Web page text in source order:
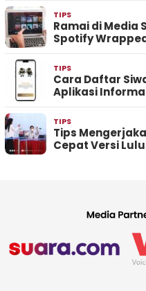
TIPS
Ramai di Media
Spotify
TIPS
Cara Daftar
Aplikasi
TIPS
Tips
Cepat Versi